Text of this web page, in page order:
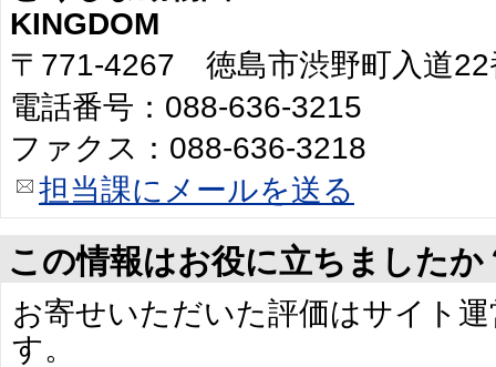
KINGDOM
〒771-4267 徳島市渋野町入道22
電話番号：088-636-3215
ファクス：088-636-3218
担当課にメールを送る
この情報はお役に立ちましたか
お寄せいただいた評価はサイト
す。